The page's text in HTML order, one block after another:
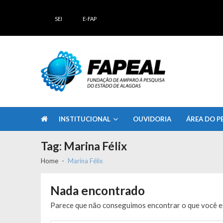
SEI E-FAP
INSTITUCIONAL OUVIDORIA ÁREA DO
Tag: Marina Félix
Home Marina Félix
Nada encontrado
Parece que não conseguimos encontrar o que você